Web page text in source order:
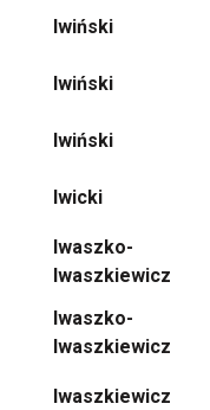
Iwiński
Iwiński
Iwiński
Iwicki
Iwaszko-
Iwaszkiewicz
Iwaszko-
Iwaszkiewicz
Iwaszkiewicz